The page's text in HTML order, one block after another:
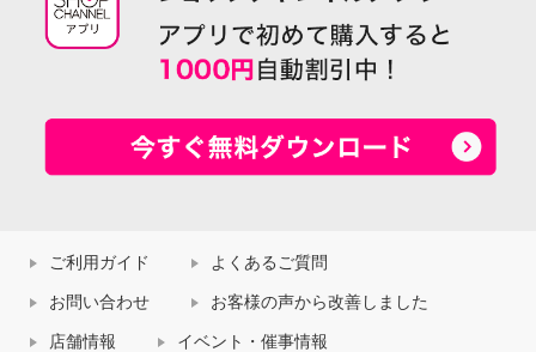
ご利用ガイド よくあるご質問
お問い合わせ お客様の声から改善しました
店舗情報 イベント・催事情報